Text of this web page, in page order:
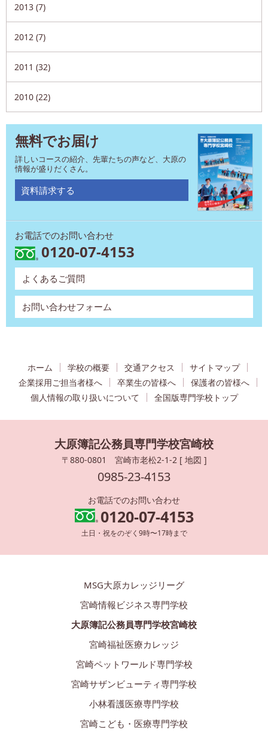
2013 (7)
2012 (7)
2011 (32)
2010 (22)
無料でお届け
詳しいコースの紹介、先輩たちの声など、大原の
情報が盛りだくさん。
資料請求する
お電話でのお問い合わせ
0120-07-4153
よくあるご質問
お問い合わせフォーム
ホーム 学校の概要 交通アクセス
サイトマップ
企業採用ご担当者様へ
卒業生の皆様へ
保護者の皆様へ
個人情報の取り扱いについて
全国版専門学校トップ
大原簿記公務員専門学校宮崎校
〒880-0801 宮崎市老松2-1-2 [ 地図 ]
0985-23-4153
お電話でのお問い合わせ
0120-07-4153
土日・祝をのぞく9時〜17時まで
MSG大原カレッジリーグ
宮崎情報ビジネス専門学校
大原簿記公務員専門学校宮崎校
宮崎福祉医療カレッジ
宮崎ペットワールド専門学校
宮崎サザンビューティ専門学校
小林看護医療専門学校
宮崎こども・医療専門学校